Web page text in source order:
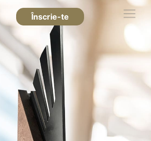
Înscrie-te